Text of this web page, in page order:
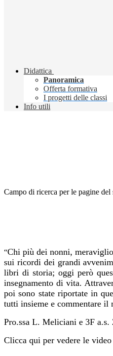
Didattica
Panoramica
Offerta formativa
I progetti delle classi
Info utili
Campo di ricerca per le pagine del
“Chi più dei nonni,
sui ricordi dei grandi
libri di storia; oggi però
insegnamento di vita.
poi sono state riportate in
tutti insieme e commentare il
Pro.ssa L. Meliciani e 3F a.s.
Clicca qui per vedere le